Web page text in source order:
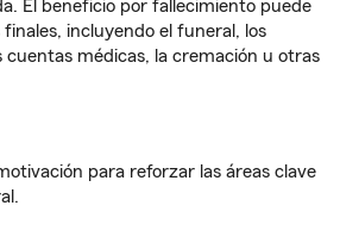
El beneficio por fallecimiento puede
incluyendo el funeral, los
cuentas médicas, la cremación u otras
para reforzar las áreas clave